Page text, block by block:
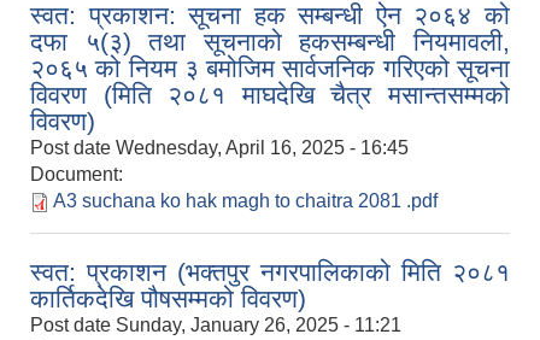
स्वत: प्रकाशन: सूचना हक सम्बन्धी ऐन २०६४ को
दफा ५(३) तथा सूचनाको हकसम्बन्धी नियमावली,
२०६५ को नियम ३ बमोजिम सार्वजनिक गरिएको सूचना
विवरण (मिति २०८१ माघदेखि चैत्र मसान्तसम्मको
विवरण)
Post date Wednesday, April 16, 2025 - 16:45
Document:
A3 suchana ko hak magh to chaitra 2081 .pdf
स्वत: प्रकाशन (भक्तपुर नगरपालिकाको मिति २०८१
कार्तिकदेखि पौषसम्मको विवरण)
Post date Sunday, January 26, 2025 - 11:21